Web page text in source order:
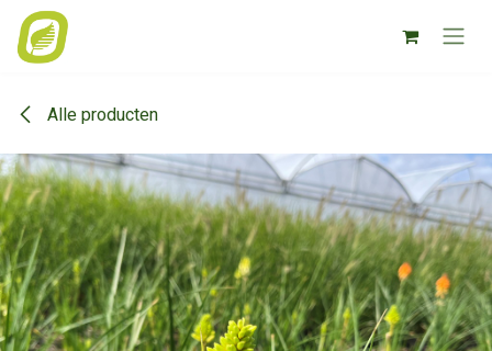
Overslaan naar inhoud
Alle producten